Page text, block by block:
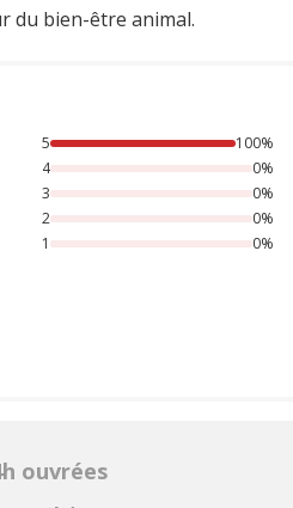
du bien-être animal.
noté avec {1} étoiles,
5
100%
4
0%
3
0%
2
0%
1
0%
ouvrées